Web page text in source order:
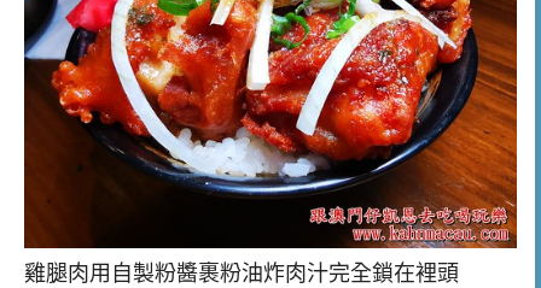
雞腿肉用自製粉醬裹粉油炸肉汁完全鎖在裡頭